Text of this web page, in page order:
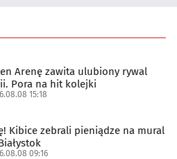
Arenę zawita ulubiony rywal
Pora na hit kolejki
15:18
Kibice zebrali pieniądze na mural
09:16